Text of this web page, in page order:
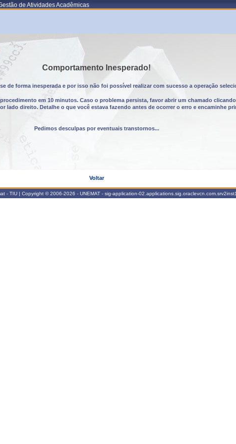
de Atividades Acadêmicas
Comportamento Inesperado!
de forma inesperada e por isso não foi possível realizar com sucesso a operação
em 10 minutos. Caso o problema persista, favor abrir um chamado
lado direito. Detalhe o que você estava fazendo antes de ocorrer o erro e encaminhe
Pedimos desculpas por eventuais transtornos...
Voltar
- TIU | Copyright © 2006-2026 - UNEMAT - sig-application-